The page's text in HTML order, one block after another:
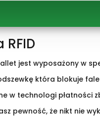
jest wyposażony w
która blokuje fale
w technologi płatności
pewność, że nikt nie